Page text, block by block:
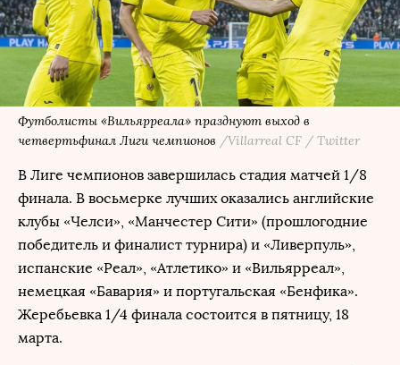
Футболисты «Вильярреала» празднуют выход в
четвертьфинал Лиги чемпионов /Villarreal CF / Twitter
В Лиге чемпионов завершилась стадия матчей 1/8
финала. В восьмерке лучших оказались английские
клубы «Челси», «Манчестер Сити» (прошлогодние
победитель и финалист турнира) и «Ливерпуль»,
испанские «Реал», «Атлетико» и «Вильярреал»,
немецкая «Бавария» и португальская «Бенфика».
Жеребьевка 1/4 финала состоится в пятницу, 18
марта.